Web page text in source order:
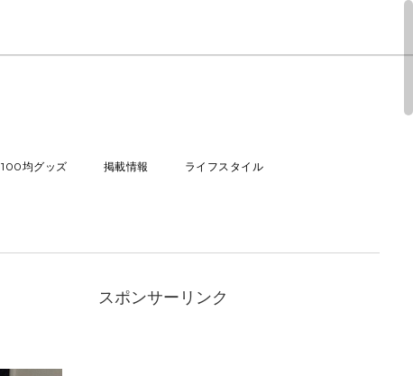
100均グッズ 掲載情報 ライフスタイル
スポンサーリンク